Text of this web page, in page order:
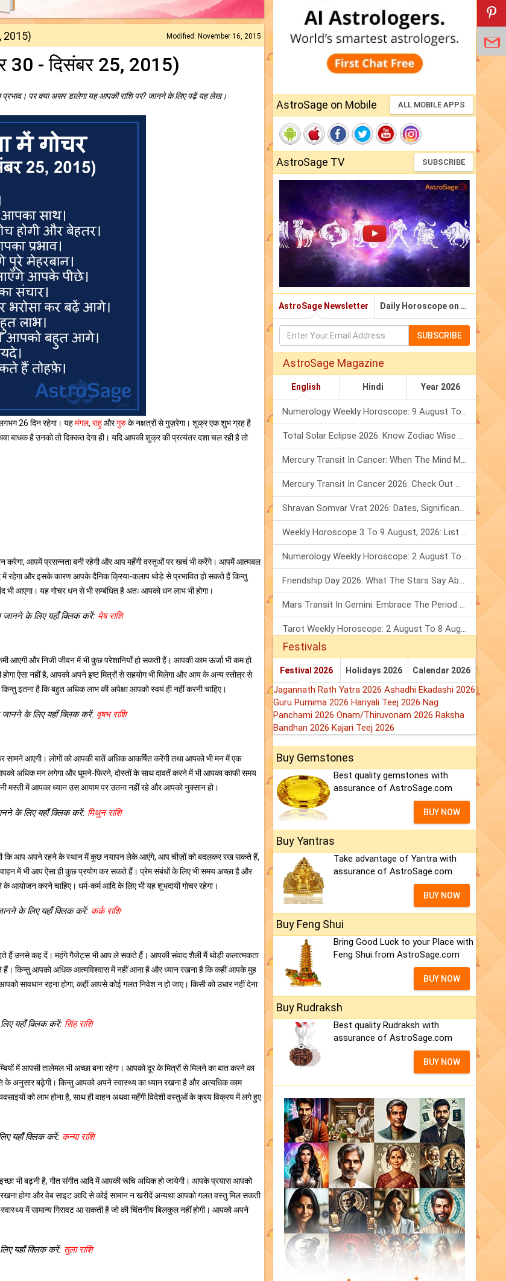
2015) Modified: November 16, 2015
30 - दिसंबर 25, 2015)
प्रभाव। पर क्या असर डालेगा यह आपकी राशि पर? जानने के लिए पढ़ें यह लेख।
26 दिन रहेगा। यहमंगल, राहुऔरगुरुके नक्षत्रों से गुज़रेगा। शुक्र एक शुभ ग्रह है
बाधक है उनको तो दिक्कत देगा ही। यदि आपकी शुक्र की प्रत्यंतर दशा चल रही है तो
करेगा, आपमें प्रसन्नता बनी रहेगी और आप महँगी वस्तुओं पर खर्च भी करेंगे। आपमें आत्मबल
में रहेगा और इसके कारण आपके दैनिक क्रिया-कलाप थोड़े से प्रभावित हो सकते हैं किन्तु
भी आएगा। यह गोचर धन से भी सम्बंधित है अतः आपको धन लाभ भी होगा।
जानने के लिए यहाँ क्लिक करें: मेष राशि
आएगी और निजी जीवन में भी कुछ परेशानियाँ हो सकती हैं। आपकी काम ऊर्जा भी कम हो
ऐसा नहीं है, आपको अपने इष्ट मित्रों से सहयोग भी मिलेगा और आय के अन्य स्तोत्र से
इतना है कि बहुत अधिक लाभ की अपेक्षा आपको स्वयं ही नहीं करनी चाहिए।
जानने के लिए यहाँ क्लिक करें: वृषभ राशि
सामने आएगी। लोगों को आपकी बातें अधिक आकर्षित करेंगी तथा आपको भी मन में एक
अधिक मन लगेगा और घूमने-फिरने, दोस्तों के साथ दावतें करने में भी आपका काफी समय
मस्ती में आपका ध्यान उस आयाम पर उतना नहीं रहे और आपको नुक्सान हो।
के लिए यहाँ क्लिक करें: मिथुन राशि
कि आप अपने रहने के स्थान में कुछ नयापन लेके आएंगे, आप चीज़ों को बदलकर रख सकते हैं,
में भी आप ऐसा ही कुछ प्रयोग कर सकते हैं। प्रेम संबंधों के लिए भी समय अच्छा है और
आयोजन करने चाहिए। धर्म-कर्म आदि के लिए भी यह शुभदायी गोचर रहेगा।
के लिए यहाँ क्लिक करें: कर्क राशि
हैं उनसे कह दें। महंगे गैजेट्स भी आप ले सकते हैं। आपकी संवाद शैली मैं थोड़ी कलात्मकता
हैं। किन्तु आपको अधिक आत्मविश्वास में नहीं आना है और ध्यान रखना है कि कहीं आपके मुह
सावधान रहना होगा, कहीं आपसे कोई गलत निवेश न हो जाए। किसी को उधार नहीं देना
यहाँ क्लिक करें: सिंह राशि
में आपसी तालेमल भी अच्छा बना रहेगा। आपको दूर के मित्रों से मिलने का बात करने का
के अनुसार बढ़ेगी। किन्तु आपको अपने स्वास्थ्य का ध्यान रखना है और अत्यधिक काम
को लाभ होना है, साथ ही वाहन अथवा महँगी विदेशी वस्तुओं के क्रय विक्रय में लगे हुए
यहाँ क्लिक करें: कन्या राशि
भी बढ़नी है, गीत संगीत आदि में आपकी रूचि अधिक हो जायेगी। आपके प्रयास आपको
होगा और वेब साइट आदि से कोई सामान न खरीदें अन्यथा आपको गलत वस्तु मिल सकती
में सामान्य गिरावट आ सकती है जो की चिंतनीय बिलकुल नहीं होगी। आपको अपने
यहाँ क्लिक करें: तुला राशि
AstroSage on Mobile ALL MOBILE APPS
AstroSage TV SUBSCRIBE
AstroSage Newsletter Daily Horoscope on Email
SUBSCRIBE
AstroSage Magazine
English Hindi Year 2026
Numerology Weekly Horoscope: 9 August To 15 August, 2026
Total Solar Eclipse 2026: Know Zodiac Wise Prediction
Mercury Transit In Cancer: When The Mind Meets The Heart!
Mercury Transit In Cancer 2026: Check Out What It Brings For You
Shravan Somvar Vrat 2026: Dates, Significance & Rituals In August
Weekly Horoscope 3 To 9 August, 2026: List Of Fasts & Festivals
Numerology Weekly Horoscope: 2 August To 8 August, 2026
Friendship Day 2026: What The Stars Say About Your Best Friend!
Mars Transit In Gemini: Embrace The Period Full Of Energy & Intelligence
Tarot Weekly Horoscope: 2 August To 8 August, 2026
Festivals
Festival 2026 Holidays 2026 Calendar 2026
Jagannath Rath Yatra 2026 Ashadhi Ekadashi 2026
Guru Purnima 2026 Hariyali Teej 2026 Nag
Panchami 2026 Onam/Thiruvonam 2026 Raksha
Bandhan 2026 Kajari Teej 2026
Buy Gemstones
Best quality gemstones with
assurance of AstroSage.com
BUY NOW
Buy Yantras
Take advantage of Yantra with
assurance of AstroSage.com
BUY NOW
Buy Feng Shui
Bring Good Luck to your Place with
Feng Shui.from AstroSage.com
BUY NOW
Buy Rudraksh
Best quality Rudraksh with
assurance of AstroSage.com
BUY NOW